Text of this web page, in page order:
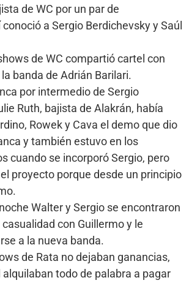
de WC por un par de
a Sergio Berdichevsky y Saúl
de WC compartió cartel con
banda de Adrián Barilari.
por intermedio de Sergio
Ruth, bajista de Alakrán, había
Rowek y Cava el demo que dio
y también estuvo en los
cuando se incorporó Sergio, pero
proyecto porque desde un principio
Walter y Sergio se encontraron
con Guillermo y le
a la nueva banda.
de Rata no dejaban ganancias,
alquilaban todo de palabra a pagar